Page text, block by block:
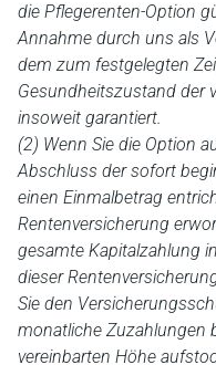
die Pflegerenten-Option
Annahme durch uns als
dem zum festgelegten
Gesundheitszustand der
insoweit garantiert.
(2) Wenn Sie die Option
Abschluss der sofort
einen Einmalbetrag
Rentenversicherung
gesamte Kapitalzahlung
dieser
Sie den
monatliche Zuzahlungen
vereinbarten Höhe